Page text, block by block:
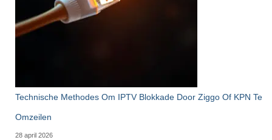
Technische Methodes Om IPTV Blokkade Door Ziggo Of KPN Te
Omzeilen
28 april 2026